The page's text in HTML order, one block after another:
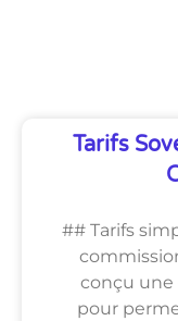
Tarifs
## Tarifs
conçu une
pour